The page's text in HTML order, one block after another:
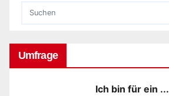
Umfrage
Ich bin für ein ...